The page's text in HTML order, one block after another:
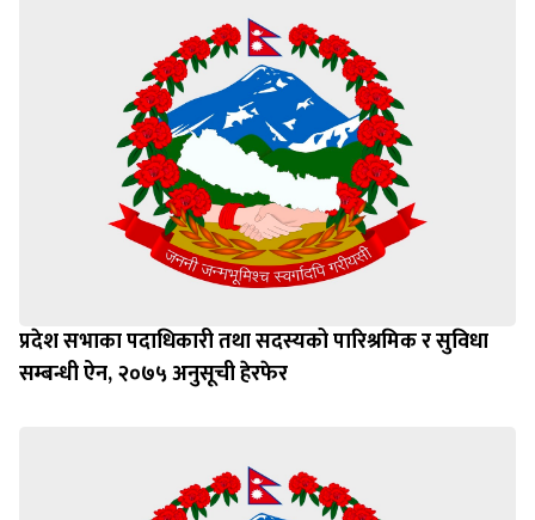
प्रदेश सभाका पदाधिकारी तथा सदस्यको पारिश्रमिक र सुविधा
सम्बन्धी ऐन, २०७५ अनुसूची हेरफेर